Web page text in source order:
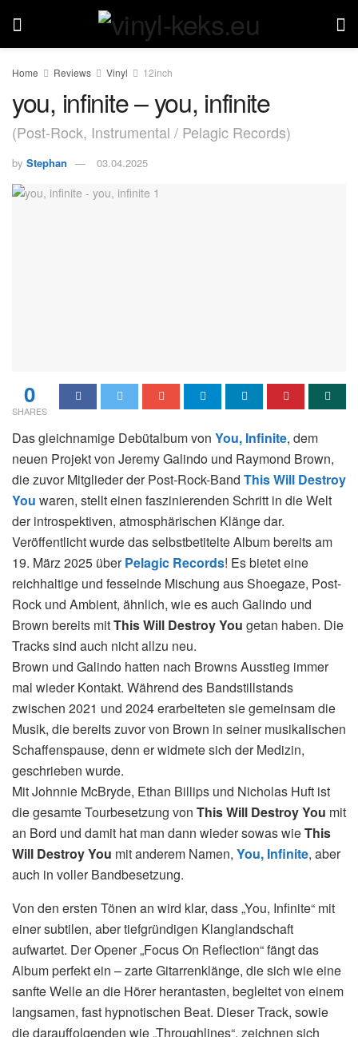
Home Reviews Vinyl 12inch
you, infinite – you, infinite
(Post-Rock, Instrumental / Pelagic Records)
by Stephan 03.04.2025
0
SHARES
Das gleichnamige Debütalbum von You, Infinite, dem
neuen Projekt von Jeremy Galindo und Raymond Brown,
die zuvor Mitglieder der Post-Rock-Band This Will Destroy
You waren, stellt einen faszinierenden Schritt in die Welt
der introspektiven, atmosphärischen Klänge dar.
Veröffentlicht wurde das selbstbetitelte Album bereits am
19. März 2025 über Pelagic Records! Es bietet eine
reichhaltige und fesselnde Mischung aus Shoegaze, Post-
Rock und Ambient, ähnlich, wie es auch Galindo und
Brown bereits mitThis Will Destroy You getan haben. Die
Tracks sind auch nicht allzu neu.
Brown und Galindo hatten nach Browns Ausstieg immer
mal wieder Kontakt. Während des Bandstillstands
zwischen 2021 und 2024 erarbeiteten sie gemeinsam die
Musik, die bereits zuvor von Brown in seiner musikalischen
Schaffenspause, denn er widmete sich der Medizin,
geschrieben wurde.
Mit Johnnie McBryde, Ethan Billips und Nicholas Huft ist
die gesamte Tourbesetzung von This Will Destroy You mit
an Bord und damit hat man dann wieder sowas wieThis
Will Destroy You mit anderem Namen, You, Infinite, aber
auch in voller Bandbesetzung.
Von den ersten Tönen an wird klar, dass „You, Infinite“ mit
einer subtilen, aber tiefgründigen Klanglandschaft
aufwartet. Der Opener „Focus On Reflection“ fängt das
Album perfekt ein – zarte Gitarrenklänge, die sich wie eine
sanfte Welle an die Hörer herantasten, begleitet von einem
langsamen, fast hypnotischen Beat. Dieser Track, sowie
die darauffolgenden wie „Throughlines“, zeichnen sich